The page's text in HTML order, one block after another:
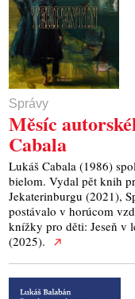
Správy
Měsíc
Cabala
Lukáš Cabala (1986)
bielom. Vydal pět knih
Jekaterinburgu (2021),
postávalo v horúcom
knížky pro děti: Jeseň v
(2025).